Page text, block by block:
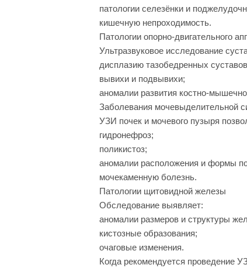
патологии селезёнки и
кишечную непроходимость.
Патологии опорно‑двигательного
Ультразвуковое исследование
дисплазию тазобедренных
вывихи и подвывихи;
аномалии развития
Заболевания мочевыделительной
УЗИ почек и мочевого пузыря
гидронефроз;
поликистоз;
аномалии расположения и формы
мочекаменную болезнь.
Патологии щитовидной железы
Обследование выявляет:
аномалии размеров и структуры
кистозные образования;
очаговые изменения.
Когда рекомендуется проведение